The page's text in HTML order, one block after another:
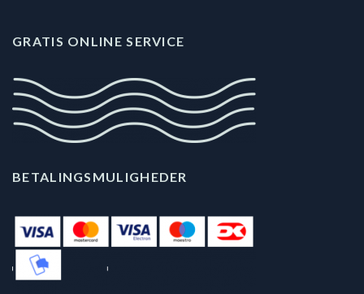
GRATIS ONLINE SERVICE
BETALINGSMULIGHEDER